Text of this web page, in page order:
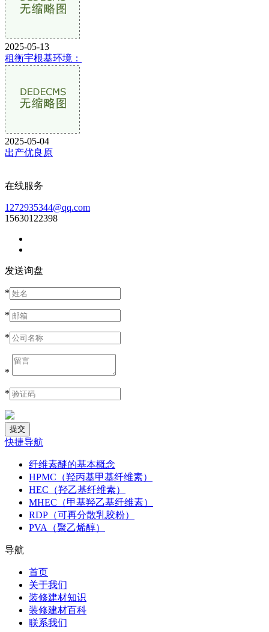
2025-05-13
租衡宇根基环境：
2025-05-04
出产优良原
在线服务
1272935344@qq.com
15630122398
发送询盘
*
*
*
*
*
快捷导航
纤维素醚的基本概念
HPMC（羟丙基甲基纤维素）
HEC（羟乙基纤维素）
MHEC（甲基羟乙基纤维素）
RDP（可再分散乳胶粉）
PVA（聚乙烯醇）
导航
首页
关于我们
装修建材知识
装修建材百科
联系我们